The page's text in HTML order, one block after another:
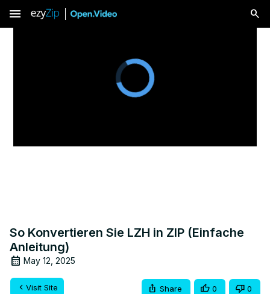
menu
So Konvertieren Sie LZH in ZIP (Einfache
Anleitung)
May 12, 2025
Visit Site Share 0 0